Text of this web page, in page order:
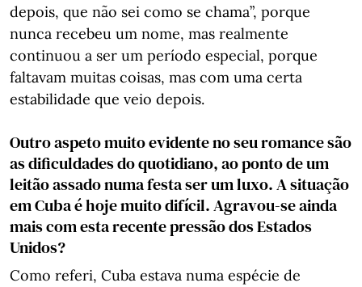
depois, que não sei como se chama”, porque
nunca recebeu um nome, mas realmente
continuou a ser um período especial, porque
faltavam muitas coisas, mas com uma certa
estabilidade que veio depois.
Outro aspeto muito evidente no seu romance são
as dificuldades do quotidiano, ao ponto de um
leitão assado numa festa ser um luxo. A situação
em Cuba é hoje muito difícil. Agravou-se ainda
mais com esta recente pressão dos Estados
Unidos?
Como referi, Cuba estava numa espécie de